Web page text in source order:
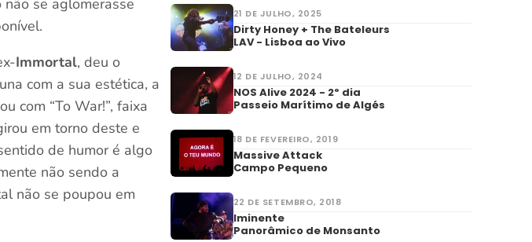
se aglomerasse
Immortal, deu o
com a sua estética, a
com “To War!”, faixa
em torno deste e
de humor é algo
não sendo a
não se poupou em
21 DE JULHO, 2025
Dirty Honey + The Bateleurs
LAV - Lisboa ao Vivo
12 DE JULHO, 2024
NOS Alive 2024 - 2º dia
Passeio Marítimo de Algés
18 DE FEVEREIRO, 2019
Massive Attack
Campo Pequeno
22 DE SETEMBRO, 2018
Iminente
Panorâmico de Monsanto